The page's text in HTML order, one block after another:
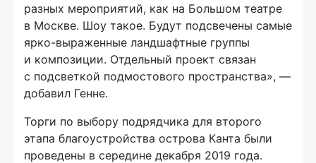
разных мероприятий, как на Большом театре
в Москве. Шоу такое. Будут подсвечены самые
ярко-выраженные ландшафтные группы
и композиции. Отдельный проект связан
с подсветкой подмостового пространства», —
добавил Генне.
Торги по выбору подрядчика для второго
этапа благоустройства острова Канта были
проведены в середине декабря 2019 года.